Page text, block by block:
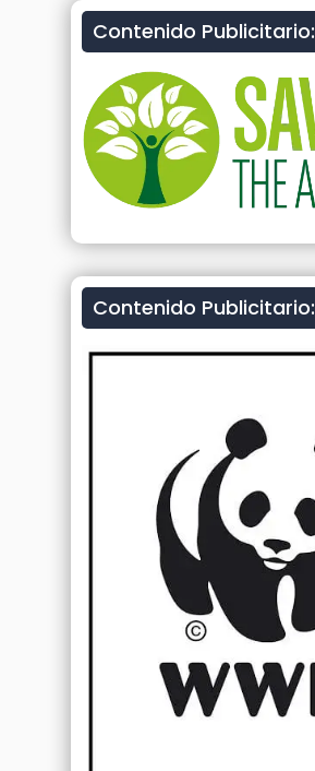
Contenido Publicitario:
Contenido Publicitario: